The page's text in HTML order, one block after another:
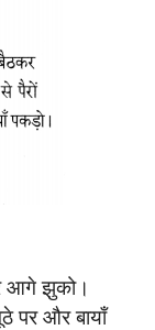
आगे झुको।
पर और बायाँ